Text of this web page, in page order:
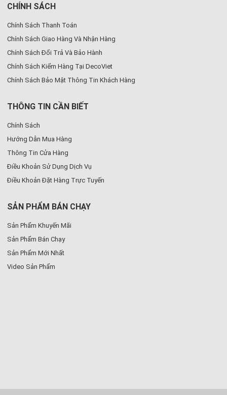
CHÍNH SÁCH
Chính Sách Thanh Toán
Chính Sách Giao Hàng Và Nhận Hàng
Chính Sách Đổi Trả Và Bảo Hành
Chính Sách Kiểm Hàng Tại DecoViet
Chính Sách Bảo Mật Thông Tin Khách Hàng
THÔNG TIN CẦN BIẾT
Chính Sách
Hướng Dẫn Mua Hàng
Thông Tin Cửa Hàng
Điều Khoản Sử Dụng Dịch Vụ
Điều Khoản Đặt Hàng Trực Tuyến
SẢN PHẨM BÁN CHẠY
Sản Phẩm Khuyến Mãi
Sản Phẩm Bán Chạy
Sản Phẩm Mới Nhất
Video Sản Phẩm